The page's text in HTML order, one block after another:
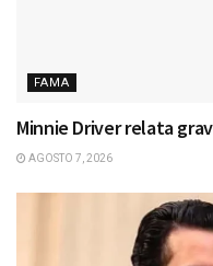
FAMA
Minnie Driver relata
AGOSTO 7, 2026